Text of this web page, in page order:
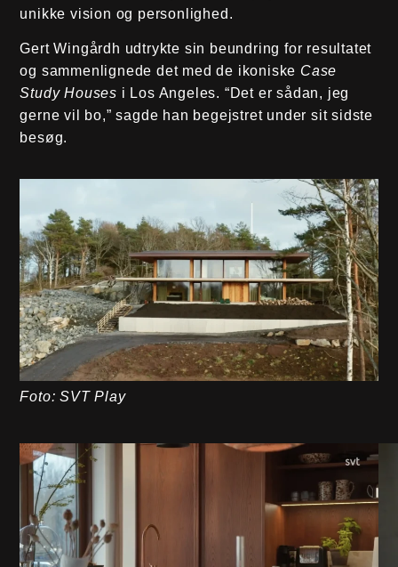
unikke vision og personlighed.
Gert Wingårdh udtrykte sin beundring for resultatet
og sammenlignede det med de ikoniske Case
Study Houses i Los Angeles. “Det er sådan, jeg
gerne vil bo,” sagde han begejstret under sit sidste
besøg.
Foto: SVT Play